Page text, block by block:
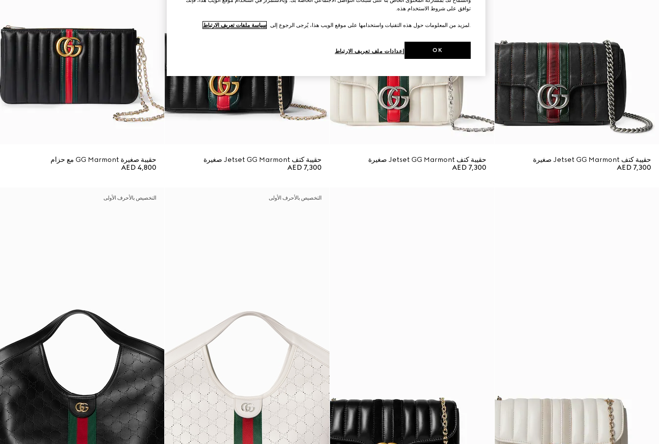
حقيبة كتف Jetset GG Marmont صغيرة
AED 7,300
حقيبة كتف Jetset GG Marmont صغيرة
AED 7,300
حقيبة كتف Jetset GG Marmont صغيرة
AED 7,300
حقيبة صغيرة GG Marmont مع حزام
AED 4,800
التخصيص بالأحرف الأولى التخصيص بالأحرف الأولى
توافق على شروط الاستخدام هذه.
.لمزيد من المعلومات حول هذه التقنيات واستخدامها على موقع الويب هذا، يُرجى الرجوع إلى سياسة ملفات تعريف الارتباط
إعدادات ملف تعريف الارتباط OK